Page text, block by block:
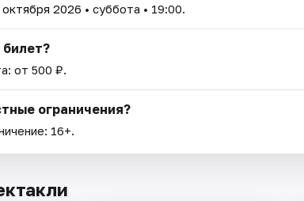
2026 • суббота • 19:00.
от 500 ₽.
ограничения?
16+.